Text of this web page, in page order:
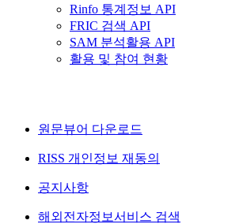
Rinfo 통계정보 API
FRIC 검색 API
SAM 분석활용 API
활용 및 참여 현황
원문뷰어 다운로드
RISS 개인정보 재동의
공지사항
해외전자정보서비스 검색